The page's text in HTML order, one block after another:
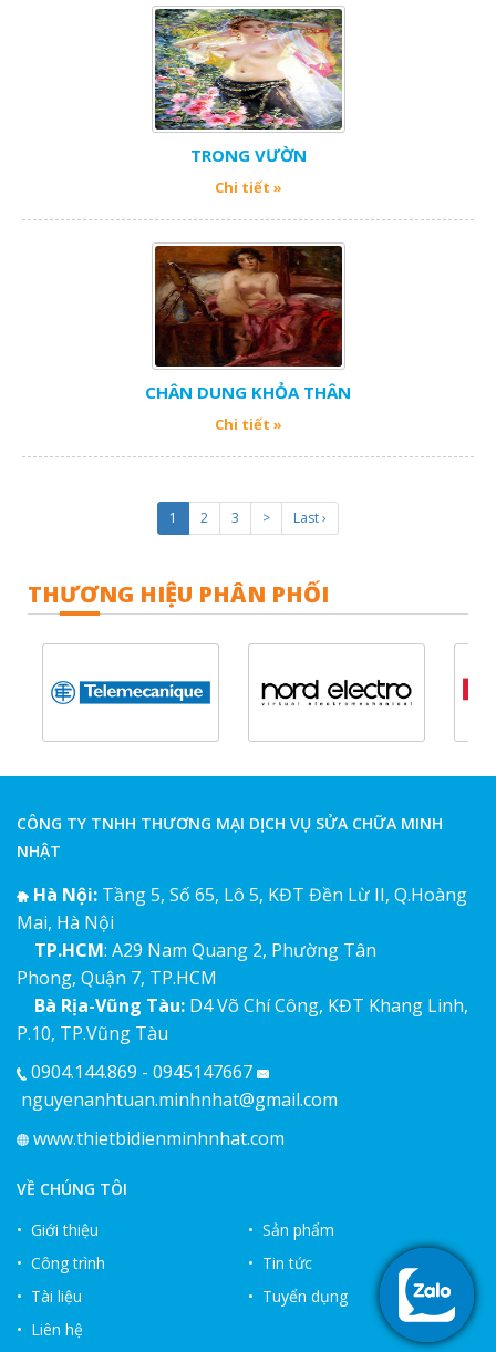
TRONG VƯỜN
Chi tiết »
CHÂN DUNG KHỎA THÂN
Chi tiết »
1 2 3 > Last ›
THƯƠNG HIỆU PHÂN PHỐI
CÔNG TY TNHH THƯƠNG MẠI DỊCH VỤ SỬA CHỮA MINH
NHẬT
Hà Nội: Tầng 5, Số 65, Lô 5, KĐT Đền Lừ II, Q.Hoàng
Mai, Hà Nội
TP.HCM: A29 Nam Quang 2, Phường Tân
Phong, Quận 7, TP.HCM
Bà Rịa-Vũng Tàu: D4 Võ Chí Công, KĐT Khang Linh,
P.10, TP.Vũng Tàu
0904.144.869 - 0945147667
nguyenanhtuan.minhnhat@gmail.com
www.thietbidienminhnhat.com
VỀ CHÚNG TÔI
• Giới thiệu
• Sản phẩm
• Công trình
• Tin tức
• Tài liệu
• Tuyển dụng
• Liên hệ